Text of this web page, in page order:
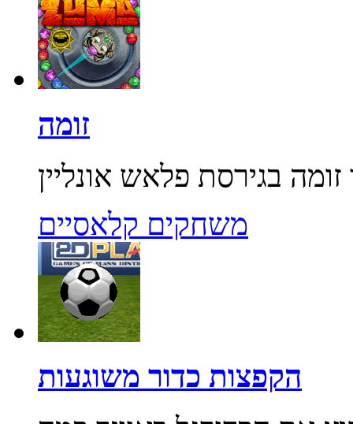
זומה
משחקים קלאסיים
הקפצות כדור משוגעות